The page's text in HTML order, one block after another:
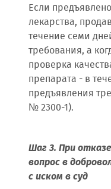
Если
лекарства,
течение семи
требования, а
проверка
препарата - в
предъявления
№ 2300-1).
Шаг 3. При
вопрос в
с иском в суд